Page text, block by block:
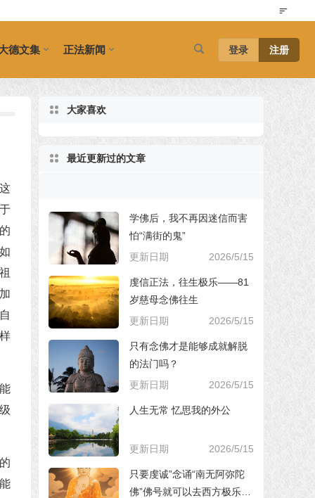
德文集 正法新闻 登录 注册
大家喜欢
最近更新过的文章
学佛后，我不再因迷信而害
怕“满街的鬼”
更新日期
2026/5/15
虔信正法，往生极乐——81
岁慈母念佛往生
更新日期
2026/5/15
只有念佛才是能够成就解脱
的法门吗？
更新日期
2026/5/15
人生无常 忆思我的外公
更新日期 2026/5/15
只要虔诚”念诵“南无阿弥陀
佛”佛号就可以去西方极乐世